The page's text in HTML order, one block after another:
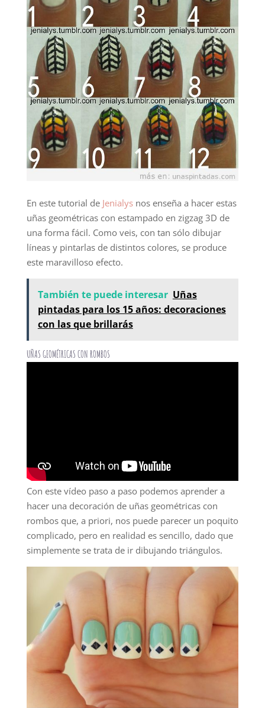
En este tutorial de Jenialysnos enseña a hacer estas
uñas geométricas con estampado en zigzag 3D de
una forma fácil. Como veis, con tan sólo dibujar
líneas y pintarlas de distintos colores, se produce
este maravilloso efecto.
También te puede interesar Uñas
pintadas para los 15 años: decoraciones
con las que brillarás
UÑAS GEOMÉTRICAS CON ROMBOS
Con este vídeo paso a paso podemos aprender a
hacer una decoración de uñas geométricas con
rombos que, a priori, nos puede parecer un poquito
complicado, pero en realidad es sencillo, dado que
simplemente se trata de ir dibujando triángulos.